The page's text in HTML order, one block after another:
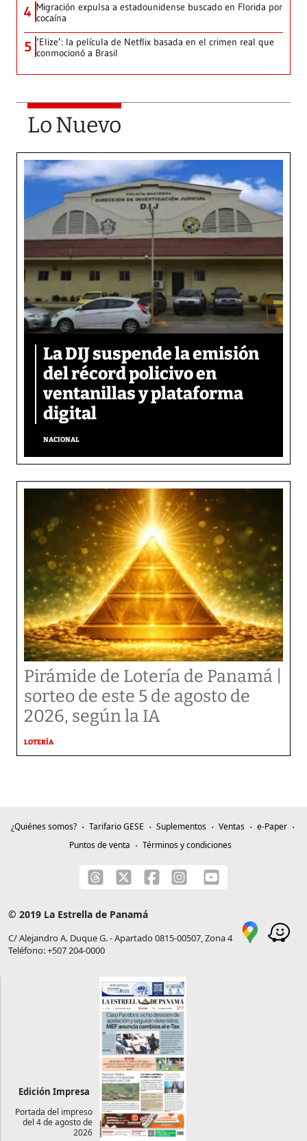
4 Migración expulsa a estadounidense buscado en Florida por
cocaína
5 ‘Elize’: la película de Netflix basada en el crimen real que
conmocionó a Brasil
Lo Nuevo
La DIJ suspende la emisión
del récord policivo en
ventanillas y plataforma
digital
NACIONAL
Pirámide de Lotería de Panamá |
sorteo de este 5 de agosto de
2026, según la IA
LOTERÍA
¿Quiénes somos? Tarifario GESE Suplementos Ventas
e-Paper
Puntos de venta
Términos y condiciones
© 2019 La Estrella de Panamá
C/ Alejandro A. Duque G. - Apartado 0815-00507, Zona 4
Teléfono: +507 204-0000
Edición Impresa
Portada del impreso
del 4 de agosto de
2026